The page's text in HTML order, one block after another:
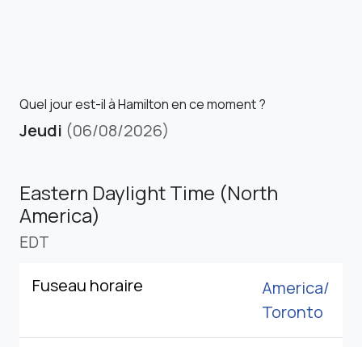
Quel jour est-il à Hamilton en ce moment ?
Jeudi (06/08/2026)
Eastern Daylight Time (North
America)
EDT
Fuseau horaire
America/
Toronto